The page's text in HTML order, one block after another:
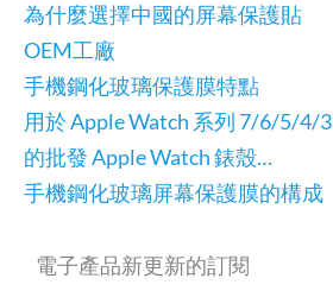
為什麼選擇中國的屏幕保護貼
OEM工廠
手機鋼化玻璃保護膜特點
用於 Apple Watch 系列 7/6/5/4/3
的批發 Apple Watch 錶殼…
手機鋼化玻璃屏幕保護膜的構成
電子產品新更新的訂閱